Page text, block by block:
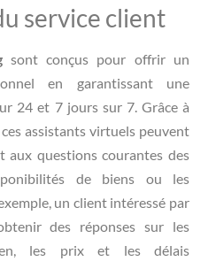
service client
sont conçus pour offrir un
en garantissant une
24 et 7 jours sur 7. Grâce à
assistants virtuels peuvent
aux questions courantes des
de biens ou les
un client intéressé par
des réponses sur les
les prix et les délais